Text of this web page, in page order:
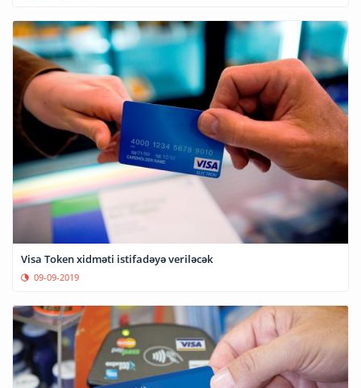
Visa Token xidməti istifadəyə veriləcək
09-09-2019